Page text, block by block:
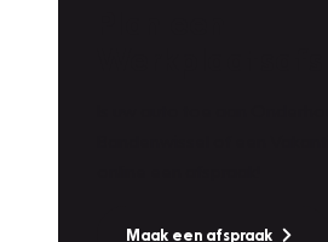
Maak een afspraak